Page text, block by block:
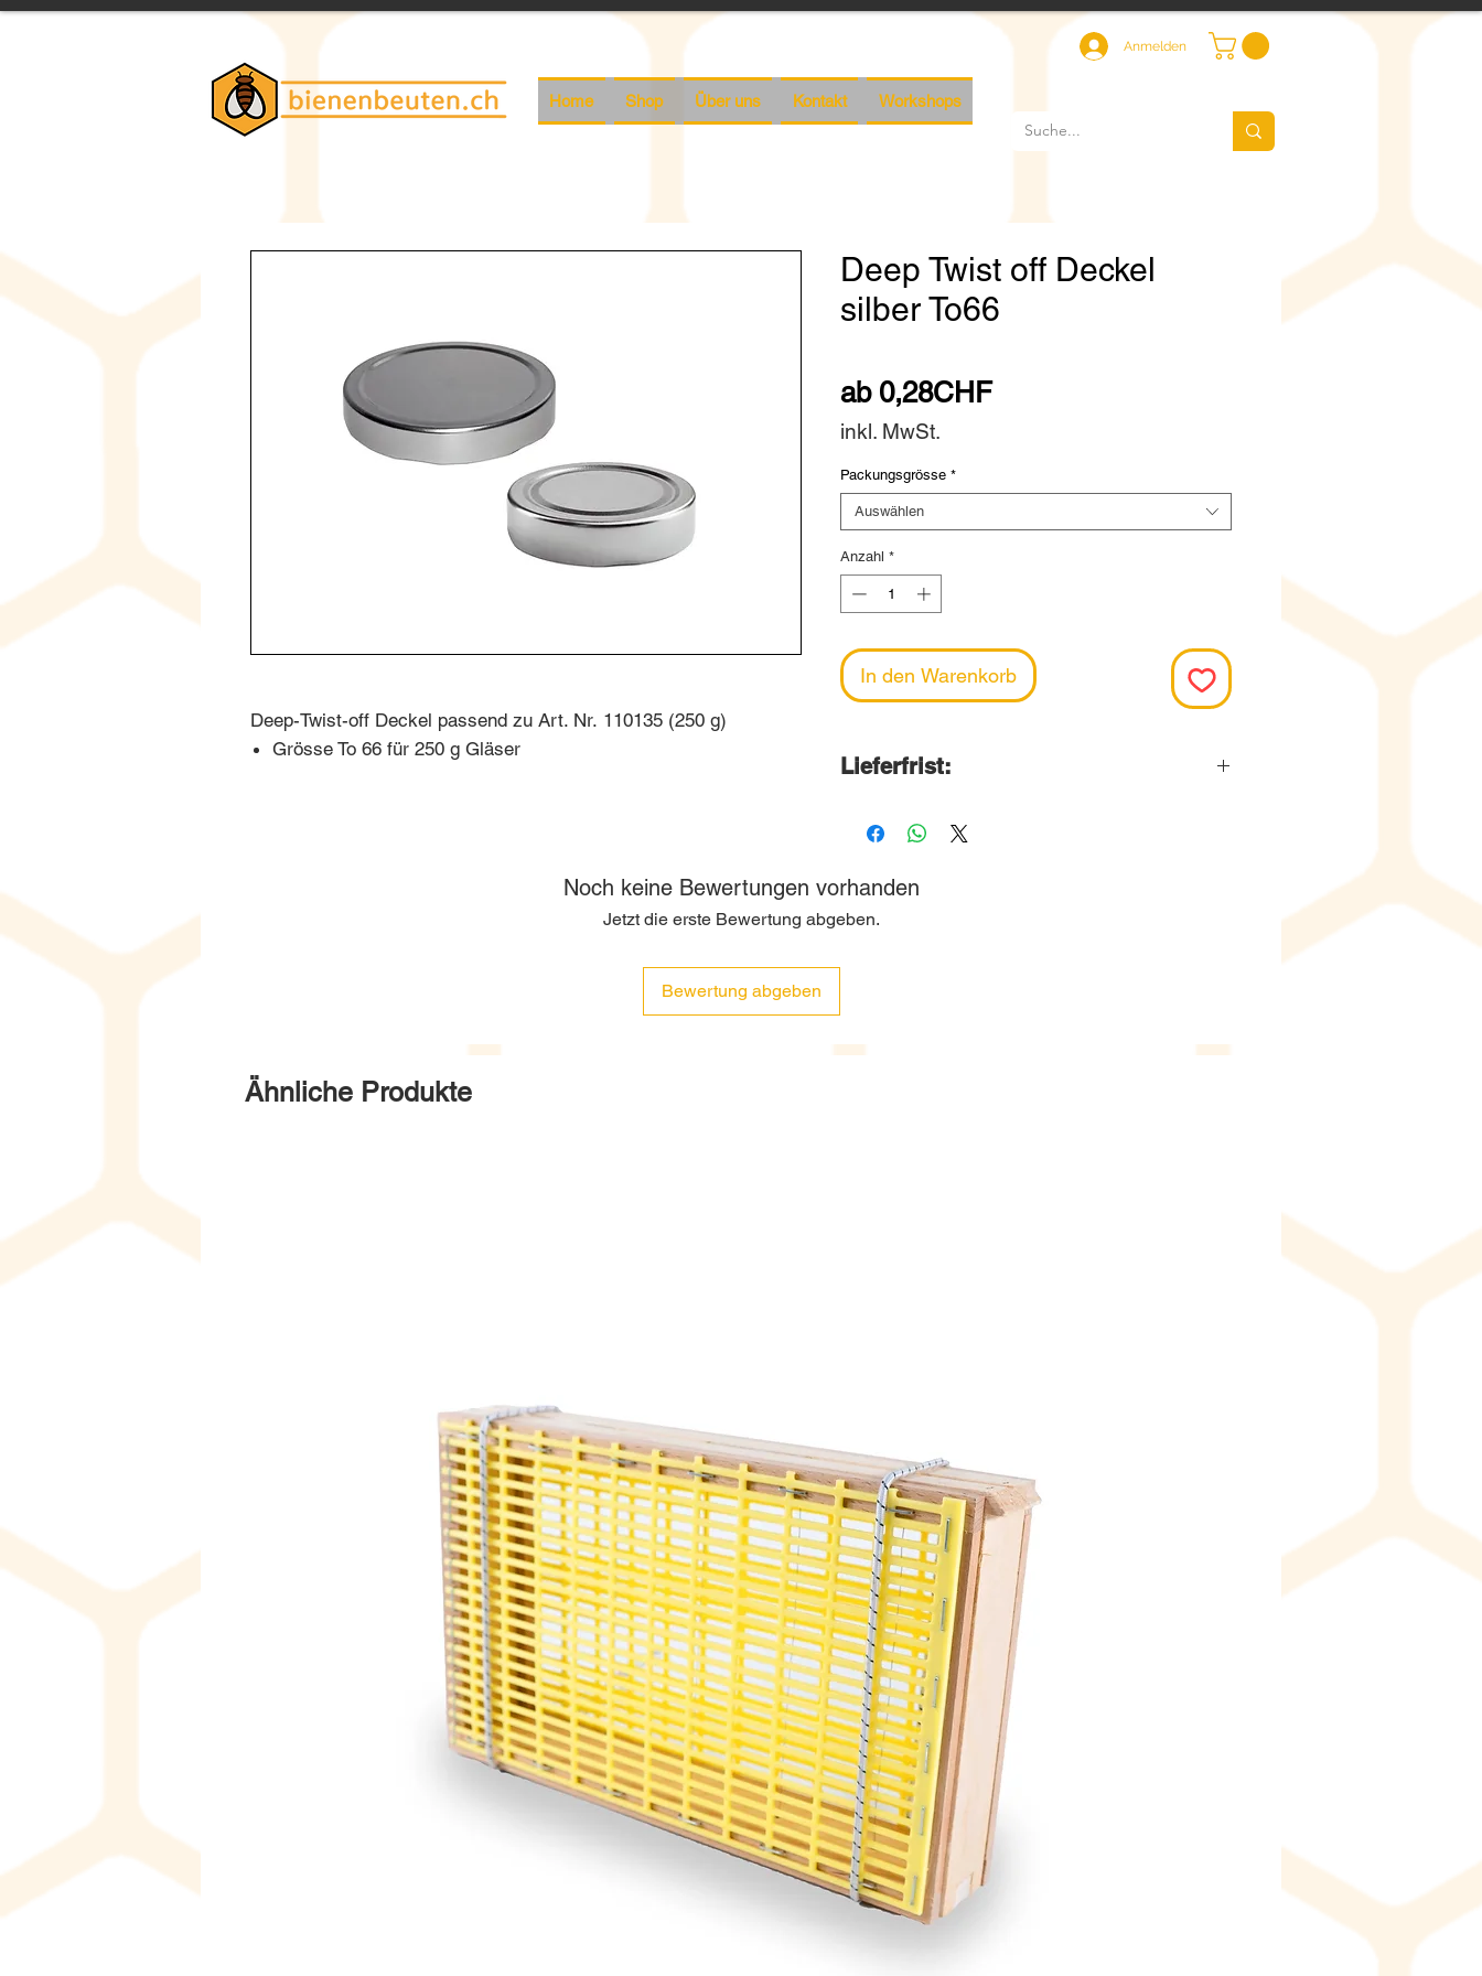
Anmelden
Home Shop Über uns Kontakt Workshops
Deep-Twist-off Deckel passend zu Art. Nr. 110135 (250 g)
Grösse To 66 für 250 g Gläser
Deep Twist off Deckel
silber To66
ab 0,28CHFSale-
inkl. MwSt.
Packungsgrösse *
Auswählen
Anzahl *
In den Warenkorb
Lieferfrist:
Wir bestellen diese Produkte jeweils
Ende Monat beim Lieferanten. Die
Noch keine Bewertungen vorhanden
Jetzt die erste Bewertung abgeben.
Bewertung abgeben
Ähnliche Produkte